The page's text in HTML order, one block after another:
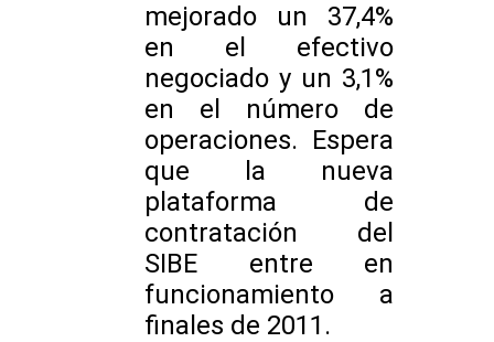
mejorado un 37,4%
en el efectivo
negociado y un 3,1%
en el número de
operaciones. Espera
que la nueva
plataforma de
contratación del
SIBE entre en
funcionamiento a
finales de 2011.